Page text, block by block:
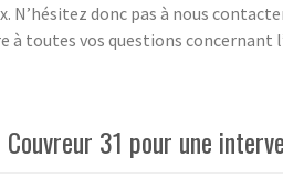
donc pas à nous
toutes vos questions concernant
31 pour une